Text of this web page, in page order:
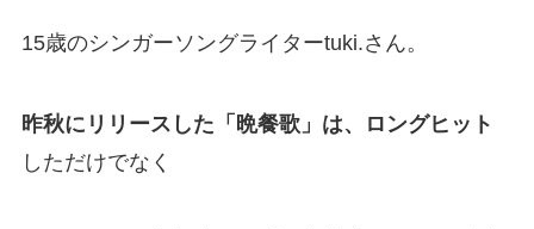
15歳のシンガーソングライターtuki.さん。
昨秋にリリースした「晩餐歌」は、ロングヒット
しただけでなく